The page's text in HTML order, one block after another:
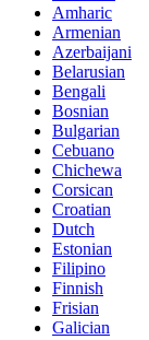
Amharic
Armenian
Azerbaijani
Belarusian
Bengali
Bosnian
Bulgarian
Cebuano
Chichewa
Corsican
Croatian
Dutch
Estonian
Filipino
Finnish
Frisian
Galician